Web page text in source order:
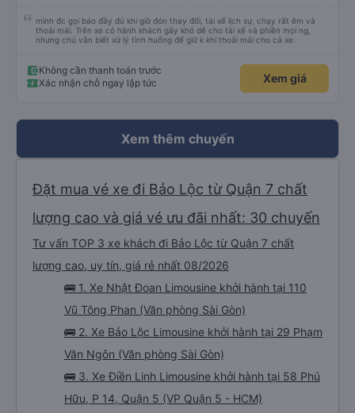
mình đc gọi báo đầy đủ khi giờ đón thay đổi, tài xế lịch sự, chạy rất êm và
thoải mái. Trên xe có hành khách gây khó dễ cho tài xế và phiền mọi ng,
nhưng chú vẫn biết xử lý tình huống để giữ k khí thoải mái cho cả xe.
Không cần thanh toán trước
Xác nhận chỗ ngay lập tức
Xem giá
Xem thêm chuyến
Đặt mua vé xe đi Bảo Lộc từ Quận 7 chất
lượng cao và giá vé ưu đãi nhất: 30 chuyến
Tư vấn TOP 3 xe khách đi Bảo Lộc từ Quận 7 chất
lượng cao, uy tín, giá rẻ nhất 08/2026
🚌 1. Xe Nhật Đoan Limousine khởi hành tại 110
Vũ Tông Phan (Văn phòng Sài Gòn)
🚌 2. Xe Bảo Lộc Limousine khởi hành tại 29 Phạm
Văn Ngôn (Văn phòng Sài Gòn)
🚌 3. Xe Điền Linh Limousine khởi hành tại 58 Phú
Hữu, P 14, Quận 5 (VP Quận 5 - HCM)